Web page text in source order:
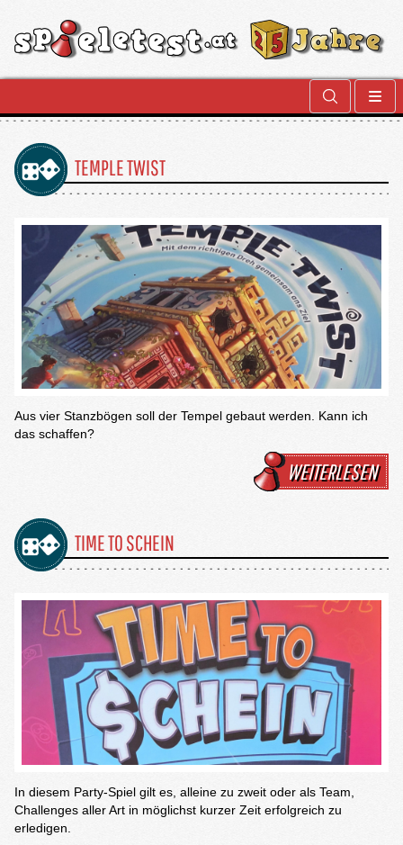
TEMPLE TWIST
Aus vier Stanzbögen soll der Tempel gebaut werden. Kann ich
das schaffen?
WEITERLESEN
TIME TO SCHEIN
In diesem Party-Spiel gilt es, alleine zu zweit oder als Team,
Challenges aller Art in möglichst kurzer Zeit erfolgreich zu
erledigen.